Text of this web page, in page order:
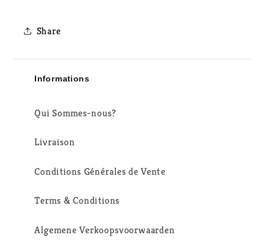
Share
Informations
Qui Sommes-nous?
Livraison
Conditions Générales de Vente
Terms & Conditions
Algemene Verkoopsvoorwaarden